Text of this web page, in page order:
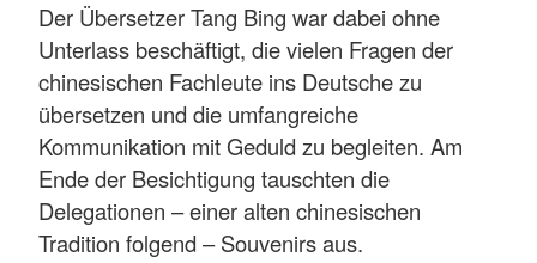
Der Übersetzer Tang Bing war dabei ohne
Unterlass beschäftigt, die vielen Fragen der
chinesischen Fachleute ins Deutsche zu
übersetzen und die umfangreiche
Kommunikation mit Geduld zu begleiten. Am
Ende der Besichtigung tauschten die
Delegationen – einer alten chinesischen
Tradition folgend – Souvenirs aus.